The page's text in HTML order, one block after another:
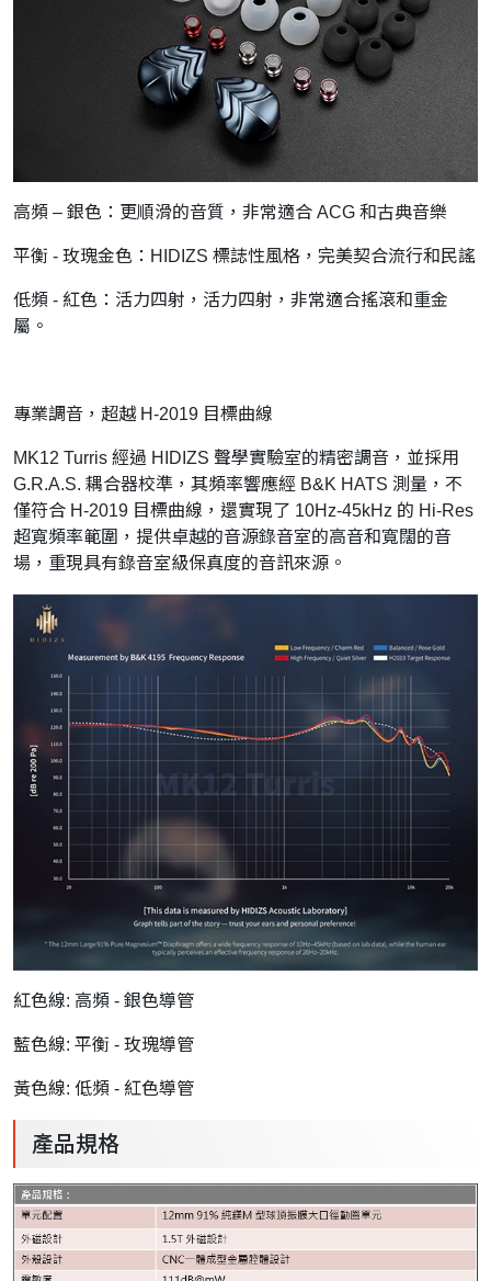
高頻 – 銀色：更順滑的音質，非常適合 ACG 和古典音樂
平衡 - 玫瑰金色：HIDIZS 標誌性風格，完美契合流行和民謠
低頻 - 紅色：活力四射，活力四射，非常適合搖滾和重金
屬。
專業調音，超越 H-2019 目標曲線
MK12 Turris 經過 HIDIZS 聲學實驗室的精密調音，並採用
G.R.A.S. 耦合器校準，其頻率響應經 B&K HATS 測量，不
僅符合 H-2019 目標曲線，還實現了 10Hz-45kHz 的 Hi-Res
超寬頻率範圍，提供卓越的音源錄音室的高音和寬闊的音
場，重現具有錄音室級保真度的音訊來源。
紅色線: 高頻 - 銀色導管
藍色線: 平衡 - 玫瑰導管
黃色線: 低頻 - 紅色導管
產品規格